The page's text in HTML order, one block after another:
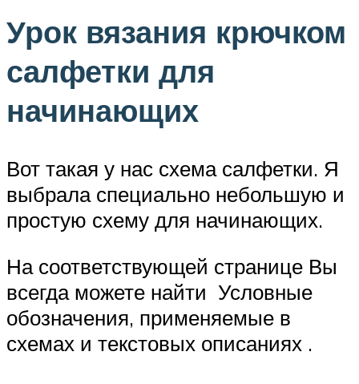
Урок вязания крючком
салфетки для
начинающих
Вот такая у нас схема салфетки. Я
выбрала специально небольшую и
простую схему для начинающих.
На соответствующей странице Вы
всегда можете найти Условные
обозначения, применяемые в
схемах и текстовых описаниях .